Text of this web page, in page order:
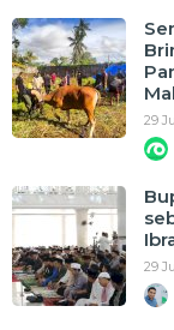
29
29